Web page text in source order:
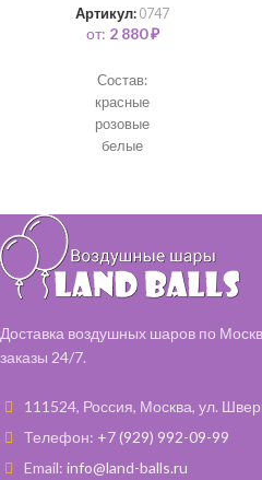
Артикул: 0747
от: 2 880₽
Состав:
красные
розовые
белые
Доставка воздушных шаров по
заказы 24/7.
111524, Россия, Москва, ул.
Телефон: +7 (929) 992-09-99
Email: info@land-balls.ru